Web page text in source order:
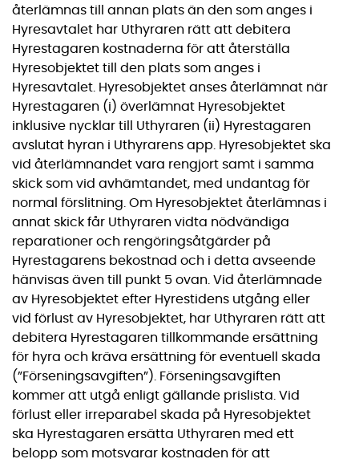
återlämnas till annan plats än den som anges i
Hyresavtalet har Uthyraren rätt att debitera
Hyrestagaren kostnaderna för att återställa
Hyresobjektet till den plats som anges i
Hyresavtalet. Hyresobjektet anses återlämnat när
Hyrestagaren (i) överlämnat Hyresobjektet
inklusive nycklar till Uthyraren (ii) Hyrestagaren
avslutat hyran i Uthyrarens app. Hyresobjektet ska
vid återlämnandet vara rengjort samt i samma
skick som vid avhämtandet, med undantag för
normal förslitning. Om Hyresobjektet återlämnas i
annat skick får Uthyraren vidta nödvändiga
reparationer och rengöringsåtgärder på
Hyrestagarens bekostnad och i detta avseende
hänvisas även till punkt 5 ovan. Vid återlämnade
av Hyresobjektet efter Hyrestidens utgång eller
vid förlust av Hyresobjektet, har Uthyraren rätt att
debitera Hyrestagaren tillkommande ersättning
för hyra och kräva ersättning för eventuell skada
(”Förseningsavgiften”). Förseningsavgiften
kommer att utgå enligt gällande prislista. Vid
förlust eller irreparabel skada på Hyresobjektet
ska Hyrestagaren ersätta Uthyraren med ett
belopp som motsvarar kostnaden för att